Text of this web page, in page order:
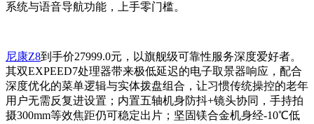
系统与语音导航功能，上手零门槛。
尼康Z8到手价27999.0元，以旗舰级可靠性服务深度爱好者。
其双EXPEED7处理器带来极低延迟的电子取景器响应，配合
深度优化的菜单逻辑与实体拨盘组合，让习惯传统操控的老年
用户无需反复进设置；内置五轴机身防抖+镜头协同，手持拍
摄300mm等效焦距仍可稳定出片；坚固镁合金机身经-10℃低